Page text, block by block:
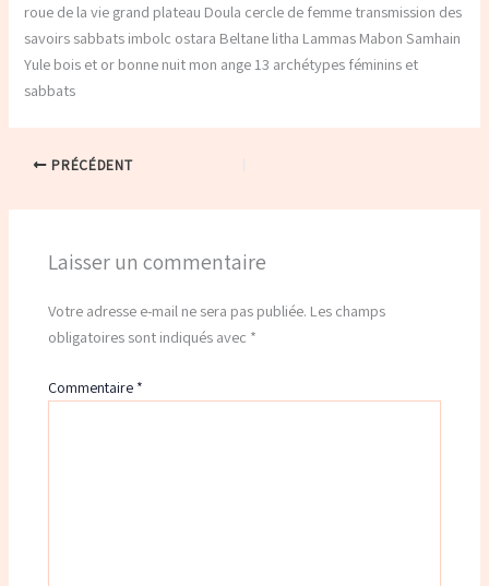
roue de la vie grand plateau Doula cercle de femme transmission des
savoirs sabbats imbolc ostara Beltane litha Lammas Mabon Samhain
Yule bois et or bonne nuit mon ange 13 archétypes féminins et
sabbats
PRÉCÉDENT
Laisser un commentaire
Votre adresse e-mail ne sera pas publiée. Les champs
obligatoires sont indiqués avec *
Commentaire *